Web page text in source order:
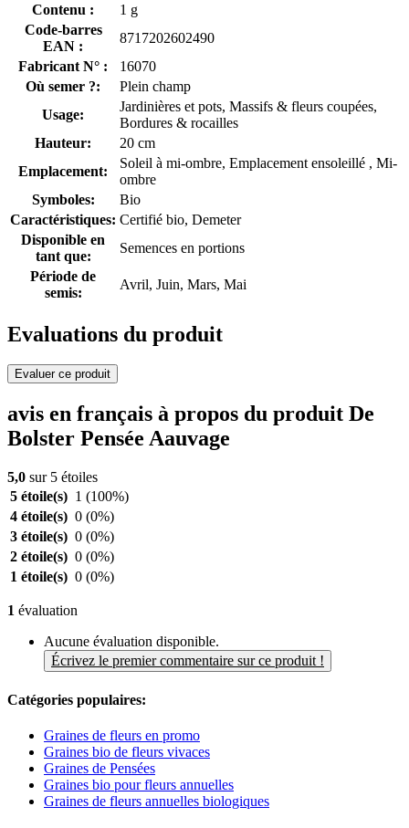
Contenu :
1 g
Code-barres
EAN :
8717202602490
Fabricant N° :
16070
Où semer ?:
Plein champ
Usage:
Jardinières et pots, Massifs & fleurs coupées,
Bordures & rocailles
Hauteur:
20 cm
Emplacement:
Soleil à mi-ombre, Emplacement ensoleillé , Mi-
ombre
Symboles:
Bio
Caractéristiques: Certifié bio, Demeter
Disponible en
tant que:
Semences en portions
Période de
semis:
Avril, Juin, Mars, Mai
Evaluations du produit
Evaluer ce produit
avis en français à propos du produit De
Bolster Pensée Aauvage
5,0 sur 5 étoiles
5 étoile(s) 1 (100%)
4 étoile(s) 0 (0%)
3 étoile(s) 0 (0%)
2 étoile(s) 0 (0%)
1 étoile(s) 0 (0%)
1 évaluation
Aucune évaluation disponible.
Écrivez le premier commentaire sur ce produit !
Catégories populaires:
Graines de fleurs en promo
Graines bio de fleurs vivaces
Graines de Pensées
Graines bio pour fleurs annuelles
Graines de fleurs annuelles biologiques